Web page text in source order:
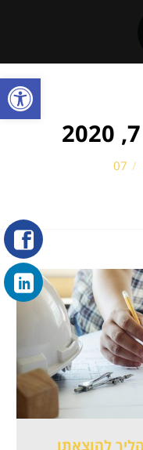
פתח
07